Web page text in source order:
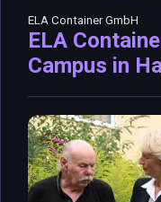
ELA Container GmbH
ELA
Campus in